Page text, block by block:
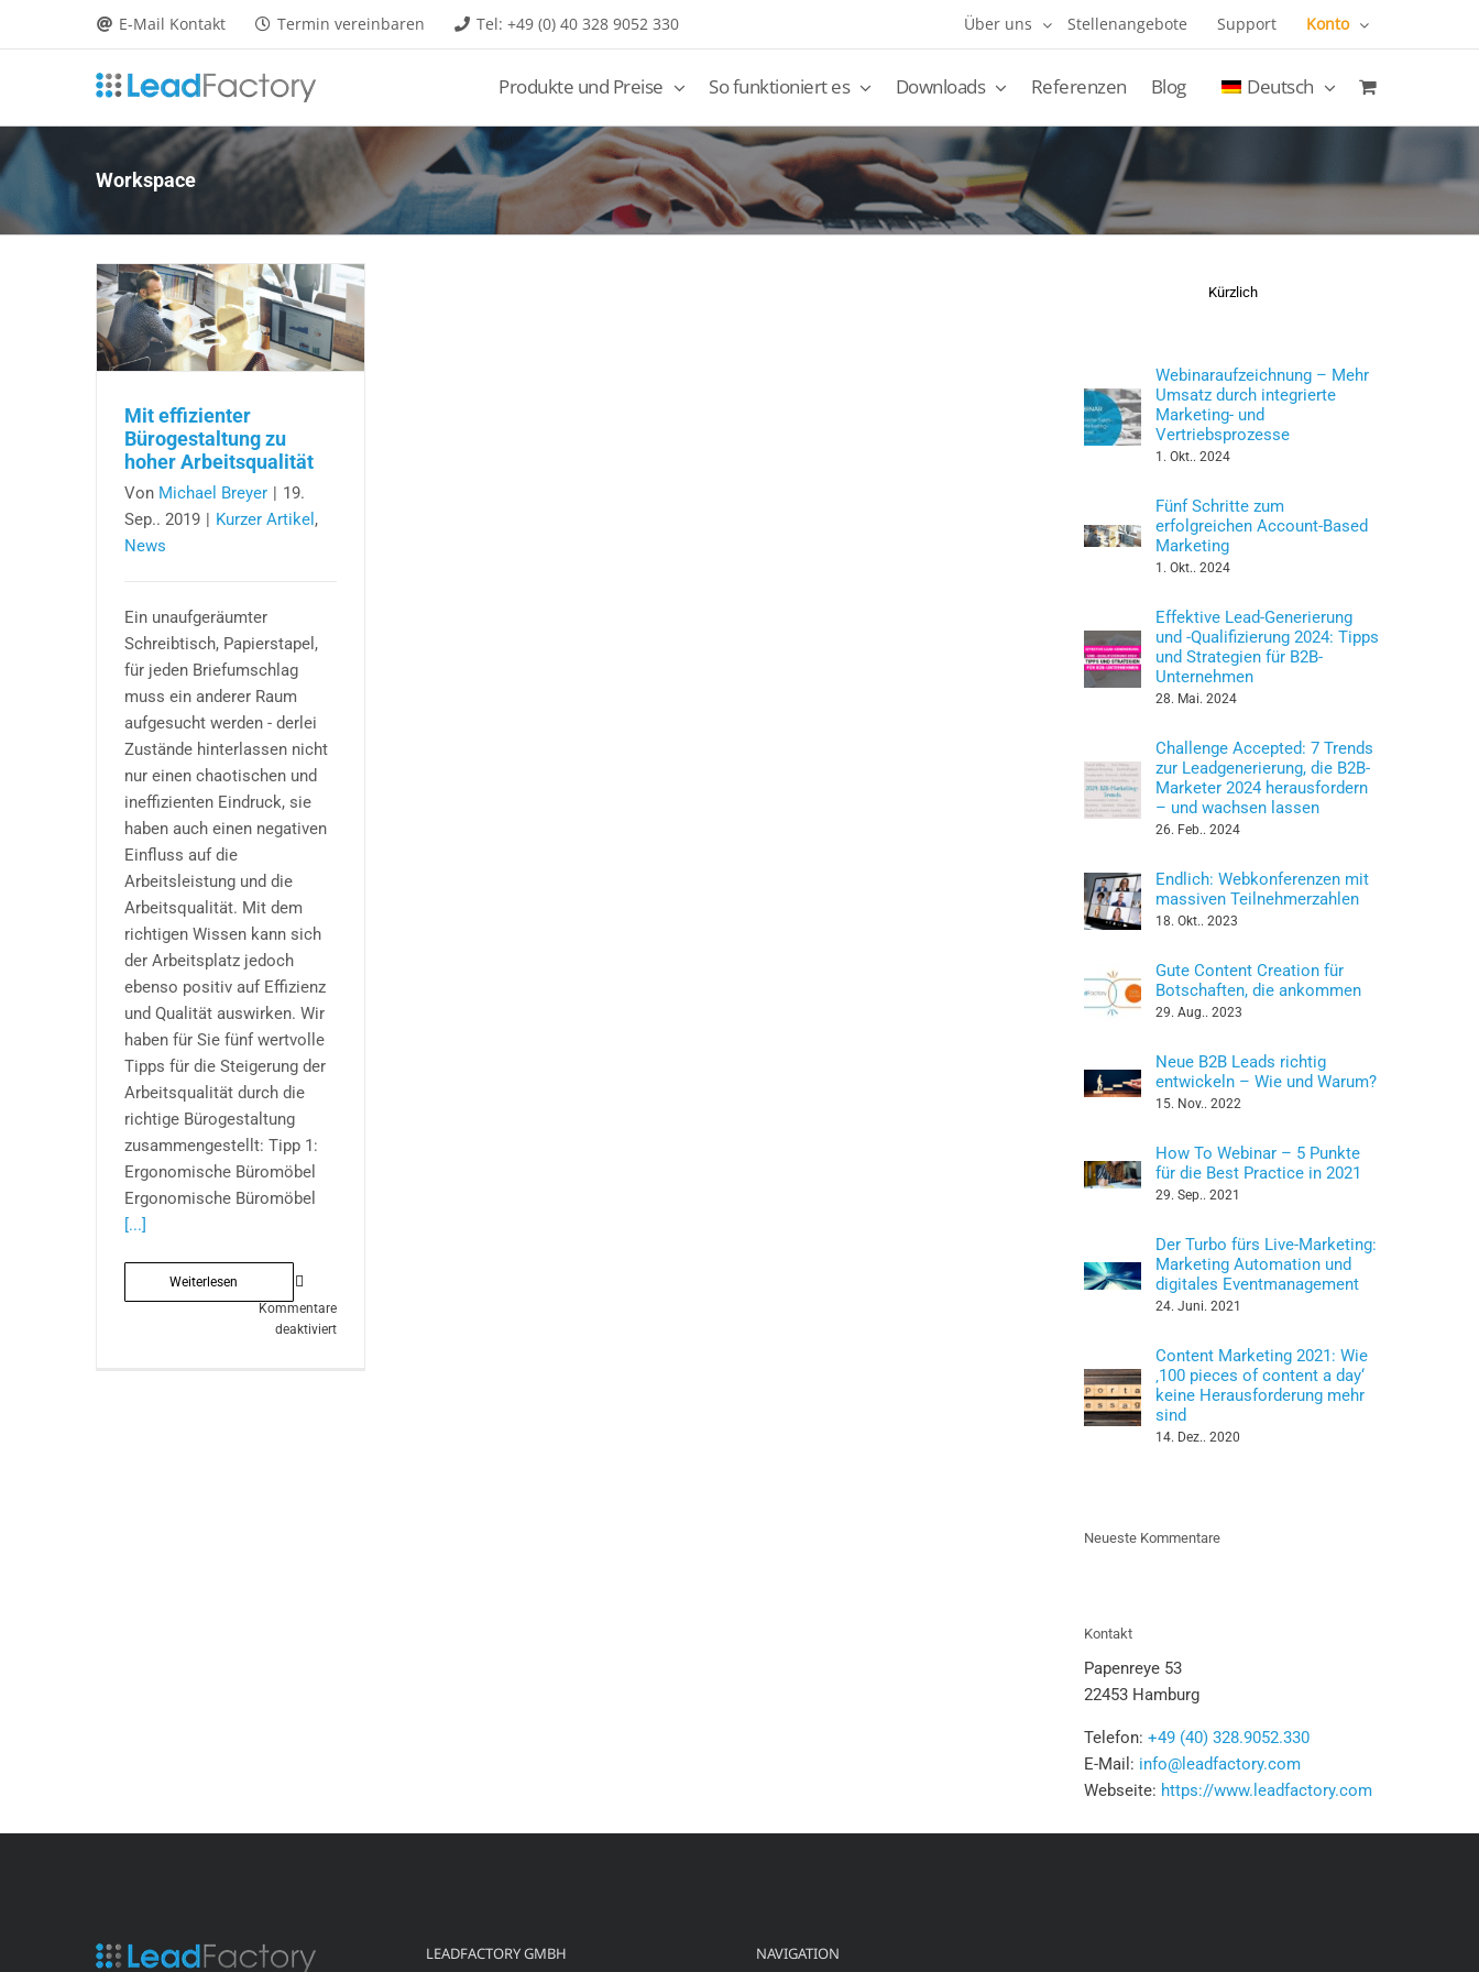
E-Mail Kontakt Termin vereinbaren Tel: +49 (0) 40 328 9052 330 Über uns Stellenangebote Support Konto
Produkte und Preise So funktioniert es Downloads Referenzen Blog Deutsch
Workspace
Mit effizienter
Bürogestaltung zu
hoher Arbeitsqualität
Von Michael Breyer
19.
Sep.. 2019
Kurzer Artikel ,
News
Ein unaufgeräumter
Schreibtisch, Papierstapel,
für jeden Briefumschlag
muss ein anderer Raum
aufgesucht werden - derlei
Zustände hinterlassen nicht
nur einen chaotischen und
ineffizienten Eindruck, sie
haben auch einen negativen
Einfluss auf die
Arbeitsleistung und die
Arbeitsqualität. Mit dem
richtigen Wissen kann sich
der Arbeitsplatz jedoch
ebenso positiv auf Effizienz
und Qualität auswirken. Wir
haben für Sie fünf wertvolle
Tipps für die Steigerung der
Arbeitsqualität durch die
richtige Bürogestaltung
zusammengestellt: Tipp 1:
Ergonomische Büromöbel
Ergonomische Büromöbel
[...]
Weiterlesen
Kommentare
deaktiviertfür
Kürzlich
Webinaraufzeichnung – Mehr
Umsatz durch integrierte
Marketing- und
Vertriebsprozesse
1. Okt.. 2024
Fünf Schritte zum
erfolgreichen Account-Based
Marketing
1. Okt.. 2024
Effektive Lead-Generierung
und -Qualifizierung 2024: Tipps
und Strategien für B2B-
Unternehmen
28. Mai. 2024
Challenge Accepted: 7 Trends
zur Leadgenerierung, die B2B-
Marketer 2024 herausfordern
– und wachsen lassen
26. Feb.. 2024
Endlich: Webkonferenzen mit
massiven Teilnehmerzahlen
18. Okt.. 2023
Gute Content Creation für
Botschaften, die ankommen
29. Aug.. 2023
Neue B2B Leads richtig
entwickeln – Wie und Warum?
15. Nov.. 2022
How To Webinar – 5 Punkte
für die Best Practice in 2021
29. Sep.. 2021
Der Turbo fürs Live-Marketing:
Marketing Automation und
digitales Eventmanagement
24. Juni. 2021
Content Marketing 2021: Wie
‚100 pieces of content a day‘
keine Herausforderung mehr
sind
14. Dez.. 2020
Neueste Kommentare
Kontakt
Papenreye 53
22453 Hamburg
Telefon:+49 (40) 328.9052.330
E-Mail: info@leadfactory.com
Webseite: https://www.leadfactory.com
LEADFACTORY GMBH NAVIGATION